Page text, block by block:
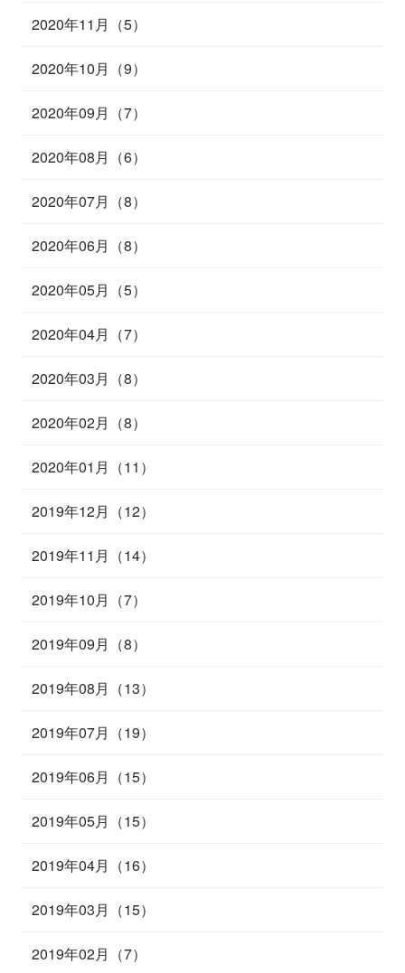
2020年11月（5）
2020年10月（9）
2020年09月（7）
2020年08月（6）
2020年07月（8）
2020年06月（8）
2020年05月（5）
2020年04月（7）
2020年03月（8）
2020年02月（8）
2020年01月（11）
2019年12月（12）
2019年11月（14）
2019年10月（7）
2019年09月（8）
2019年08月（13）
2019年07月（19）
2019年06月（15）
2019年05月（15）
2019年04月（16）
2019年03月（15）
2019年02月（7）